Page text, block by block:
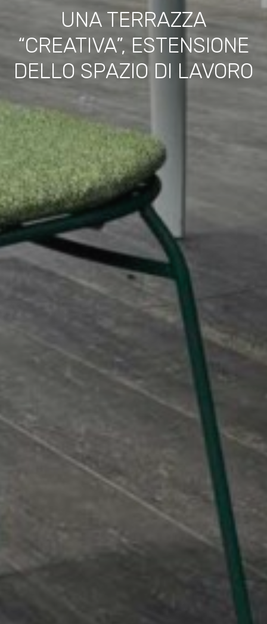
UNA TERRAZZA
“CREATIVA”, ESTENSIONE
DELLO SPAZIO DI LAVORO